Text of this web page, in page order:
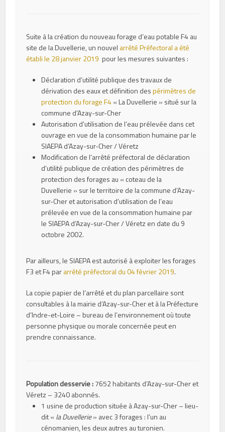
Suite à la création du nouveau forage d’eau potable F4 au
site de la Duvellerie, un nouvel arrêté Préfectoral a été
établi le 28 janvier 2019 pour les mesures suivantes :
Déclaration d’utilité publique des travaux de
dérivation des eaux et définition despérimètres de
protection du forage F4« La Duvellerie » situé sur la
commune d’Azay-sur-Cher
Autorisation d’utilisation de l’eau prélevée dans cet
ouvrage en vue de la consommation humaine par le
SIAEPA d’Azay-sur-Cher / Véretz
Modification de l’arrêté préfectoral de déclaration
d’utilité publique de création des périmètres de
protection des forages au « coteau de la
Duvellerie » sur le territoire de la commune d’Azay-
sur-Cher et autorisation d’utilisation de l’eau
prélevée en vue de la consommation humaine par
le SIAEPA d’Azay-sur-Cher / Véretz en date du 9
octobre 2002.
Par ailleurs, le SIAEPA est autorisé à exploiter les forages
F3 et F4 pararrêté préfectoral du 04 février 2019.
La copie papier de l’arrêté et du plan parcellaire sont
consultables à la mairie d’Azay-sur-Cher et à la Préfecture
d’Indre-et-Loire – bureau de l’environnement où toute
personne physique ou morale concernée peut en
prendre connaissance.
Population desservie :7652 habitants d’Azay-sur-Cher et
Véretz – 3240 abonnés.
1 usine de production située à Azay-sur-Cher – lieu-
dit « la Duvellerie» avec 3 forages : l’un au
cénomanien, les deux autres au turonien.